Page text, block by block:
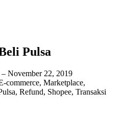
Pulsa
– November 22, 2019
commerce, Marketplace,
Refund, Shopee, Transaksi